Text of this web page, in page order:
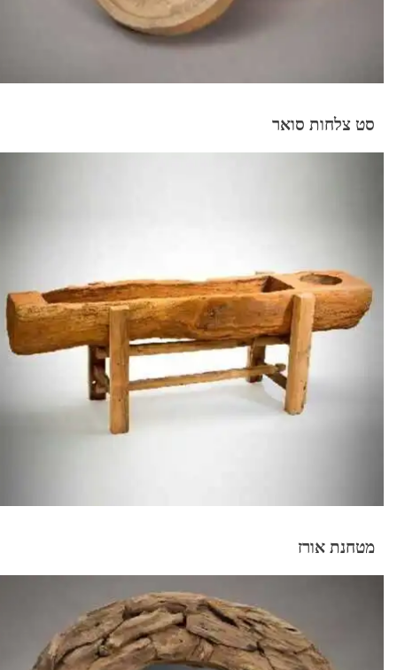
סט צלחות סואר
מטחנת אורז